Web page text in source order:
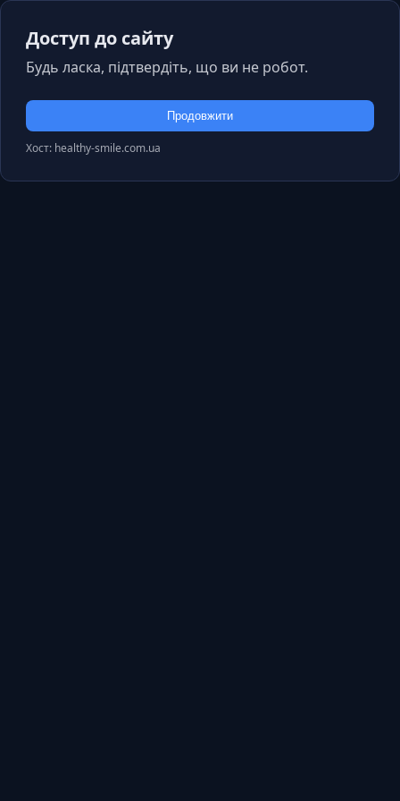
Доступ до сайту
Будь ласка, підтвердіть, що ви не робот.
Продовжити
Хост: healthy-smile.com.ua